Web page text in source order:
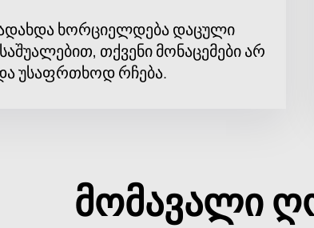
ხორციელდება დაცული
თქვენი მონაცემები არ
უსაფრთხოდ რჩება.
მომავალი